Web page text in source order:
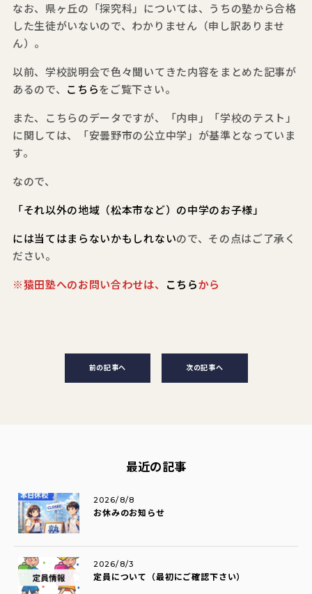
なお、県ヶ丘の「探究科」については、うちの塾から合格
した生徒がいないので、わかりません（申し訳ありませ
ん）。
以前、学校説明会で色々聞いてきた内容をまとめた記事が
あるので、 こちらをご覧下さい。
また、こちらのデータですが、「内申」「学校のテスト」
に関しては、「安曇野市の公立中学」が基準となっていま
す。
なので、
「それ以外の地域（松本市など）の中学のお子様」
には当てはまらないかもしれないので、その点はご了承く
ださい。
※猿田塾へのお問い合わせは、 こちらから
前の記事へ 次の記事へ
最近の記事
お休みのお知らせ
2026/8/8
定員について（最初にご確認下さい）
2026/8/3